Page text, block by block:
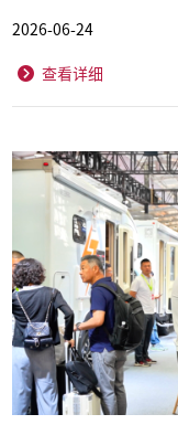
2026-06-24
查看详细